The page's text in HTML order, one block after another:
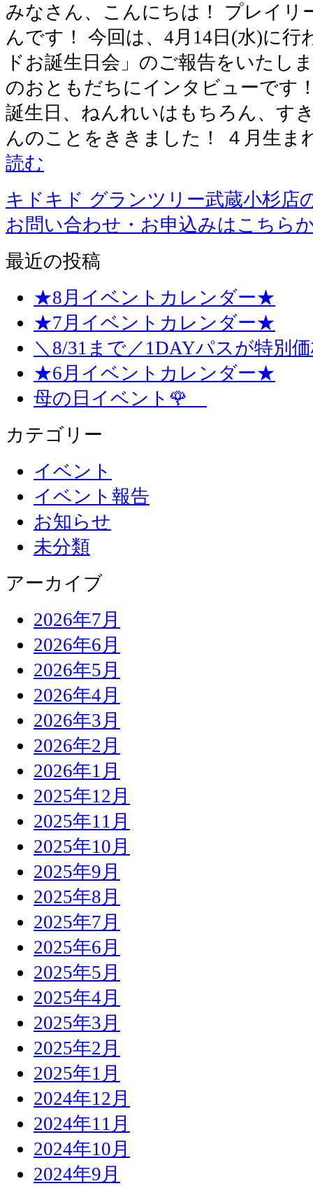
みなさん、こんにちは！ プレイリ
んです！ 今回は、4月14日(水)に
ドお誕生日会」のご報告をいたし
のおともだちにインタビューです
誕生日、ねんれいはもちろん、す
んのことをききました！ ４月生
読む
キドキド グランツリー武蔵小杉店
お問い合わせ・お申込みはこちら
最近の投稿
★8月イベントカレンダー★
★7月イベントカレンダー★
＼8/31まで／1DAYパスが特別
★6月イベントカレンダー★
母の日イベント🌹
カテゴリー
イベント
イベント報告
お知らせ
未分類
アーカイブ
2026年7月
2026年6月
2026年5月
2026年4月
2026年3月
2026年2月
2026年1月
2025年12月
2025年11月
2025年10月
2025年9月
2025年8月
2025年7月
2025年6月
2025年5月
2025年4月
2025年3月
2025年2月
2025年1月
2024年12月
2024年11月
2024年10月
2024年9月